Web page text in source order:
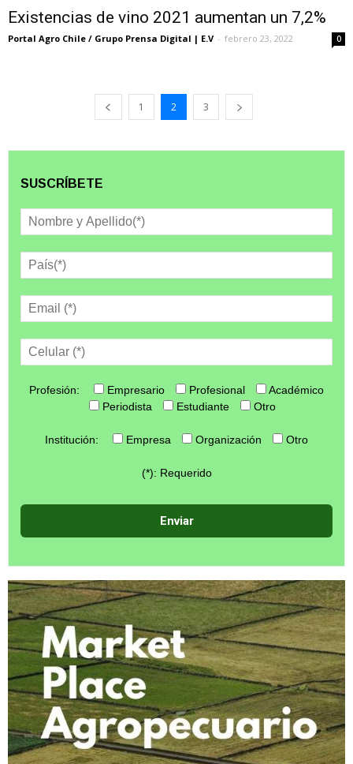
Existencias de vino 2021 aumentan un 7,2%
Portal Agro Chile / Grupo Prensa Digital | E.V - febrero 23, 2022 0
1 2 3
SUSCRÍBETE
Profesión: Empresario Profesional
Académico
Periodista
Estudiante Otro
Institución: Empresa Organización Otro
(*): Requerido